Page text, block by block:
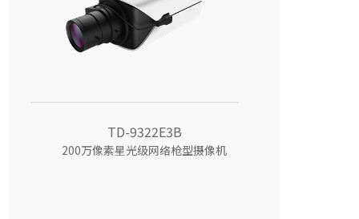
TD-9322E3B
200万像素星光级网络枪型摄像机